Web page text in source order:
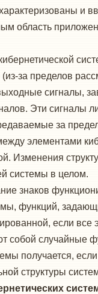
и
область
за пределов
сигналы,
Эти сигналы
за
элементами
Изменения
системы в целом.
знаков
функций,
если
собой случайные
получается,
структуры